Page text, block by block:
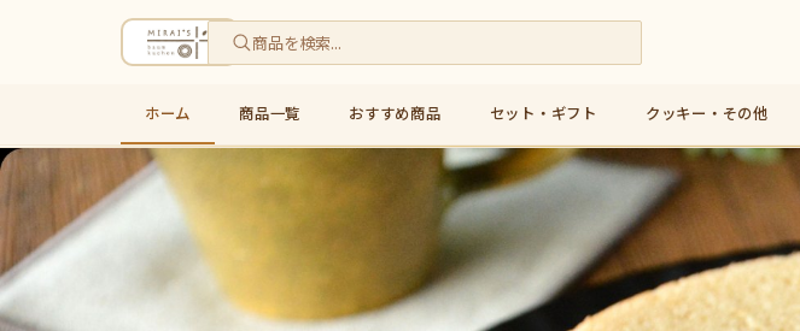
ホーム 商品一覧 おすすめ商品 セット・ギフト クッキー・その他
米粉バウムクーヘン通販・お取り寄せ｜九州産米粉使用の人